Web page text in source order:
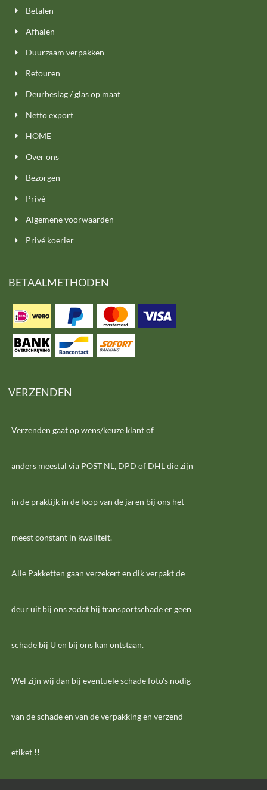
Betalen
Afhalen
Duurzaam verpakken
Retouren
Deurbeslag / glas op maat
Netto export
HOME
Over ons
Bezorgen
Privé
Algemene voorwaarden
Privé koerier
BETAALMETHODEN
VERZENDEN
Verzenden gaat op wens/keuze klant of
anders meestal via POST NL, DPD of DHL die zijn
in de praktijk in de loop van de jaren bij ons het
meest constant in kwaliteit.
Alle Pakketten gaan verzekert en dik verpakt de
deur uit bij ons zodat bij transportschade er geen
schade bij U en bij ons kan ontstaan.
Wel zijn wij dan bij eventuele schade foto's nodig
van de schade en van de verpakking en verzend
etiket !!